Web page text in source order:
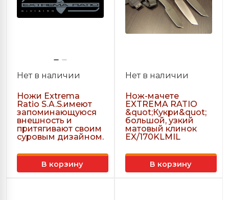
Нет в наличии
Ножи Extrema
Ratio S.A.S.имеют
запоминающуюся
внешность и
притягивают своим
суровым дизайном.
В корзину
Нет в наличии
Нож-мачете
EXTREMA RATIO
&quot;Кукри&quot;
большой, узкий
матовый клинок
EX/170KLMIL
В корзину